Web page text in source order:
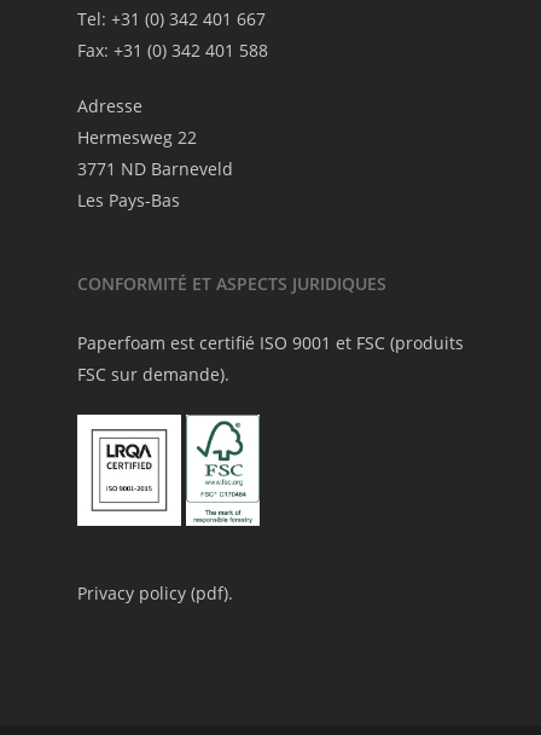
Tel: +31 (0) 342 401 667
Fax: +31 (0) 342 401 588
Adresse
Hermesweg 22
3771 ND Barneveld
Les Pays-Bas
CONFORMITÉ ET ASPECTS JURIDIQUES
Paperfoam est certifié ISO 9001 et FSC (produits
FSC sur demande).
Privacy policy (pdf).